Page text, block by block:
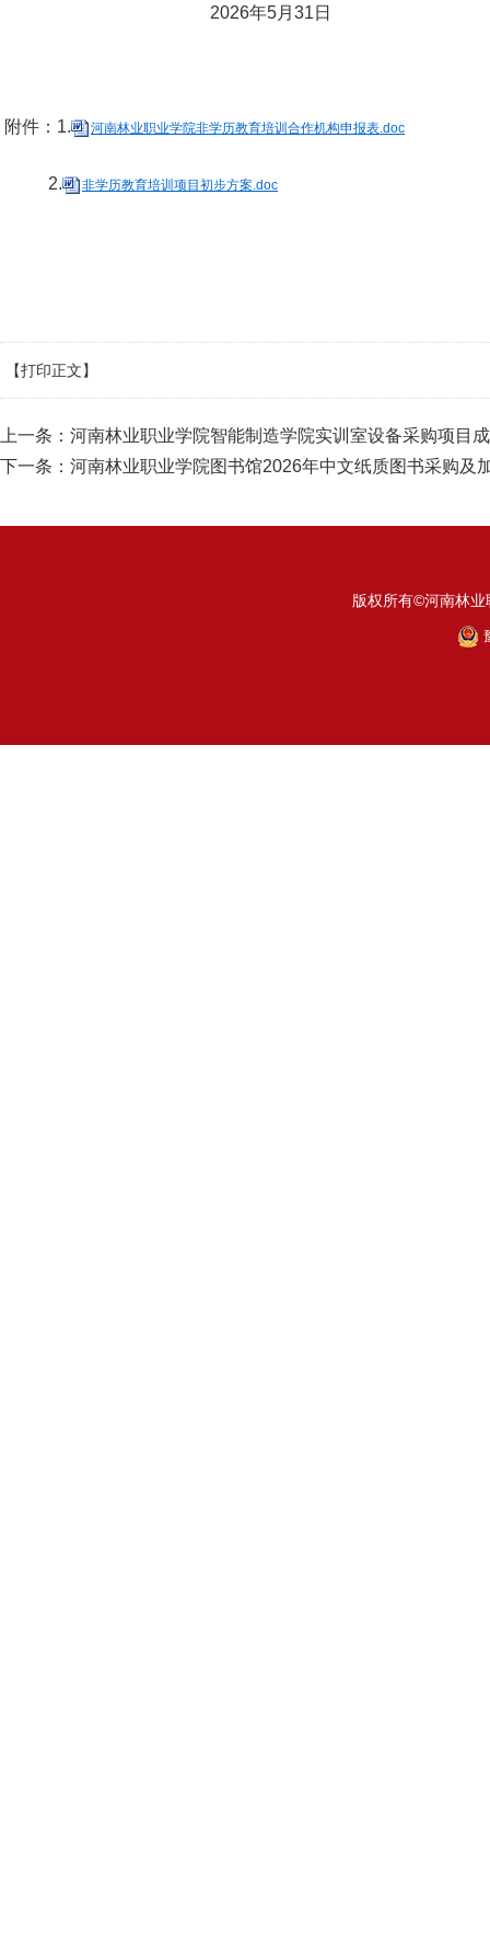
2026年5月31日
附件：1. 河南林业职业学院非学历教育培训合作机构申报表.doc
2. 非学历教育培训项目初步方案.doc
【打印正文】
上一条： 河南林业职业学院智能制造学院实训室设备采购项目
下一条： 河南林业职业学院图书馆2026年中文纸质图书采购及
版权所有©河南林